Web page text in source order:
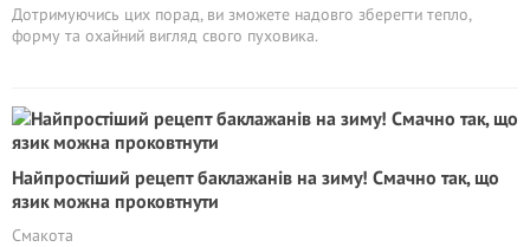
Дотримуючись цих порад, ви зможете надовго зберегти тепло,
форму та охайний вигляд свого пуховика.
Найпростіший рецепт баклажанів на зиму! Смачно так, що
язик можна проковтнути
Смакота